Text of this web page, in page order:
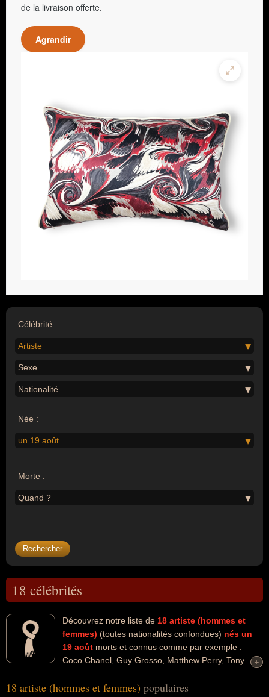
de la livraison offerte.
Agrandir
Célébrité :
Artiste
Sexe
Nationalité
Née :
un 19 août
Morte :
Quand ?
18 célébrités
Découvrez notre liste de 18 artiste (hommes et
femmes) (toutes nationalités confondues) nés un
19 août morts et connus comme par exemple :
Coco Chanel, Guy Grosso, Matthew Perry, Tony
Maurice Barrès, Angus Scrimm, Christopher Malcolm... Ces
+
+
18 artiste (hommes et femmes) populaires